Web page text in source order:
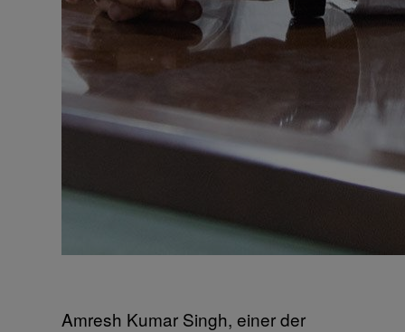
Amresh Kumar Singh, einer der